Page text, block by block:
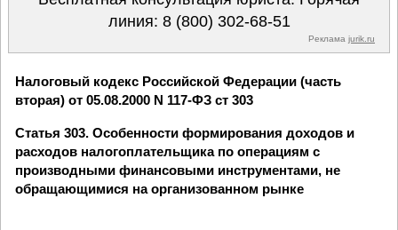
линия: 8 (800) 302-68-51
Реклама jurik.ru
Налоговый кодекс Российской Федерации (часть
вторая) от 05.08.2000 N 117-ФЗ ст 303
Статья 303. Особенности формирования доходов и
расходов налогоплательщика по операциям с
производными финансовыми инструментами, не
обращающимися на организованном рынке